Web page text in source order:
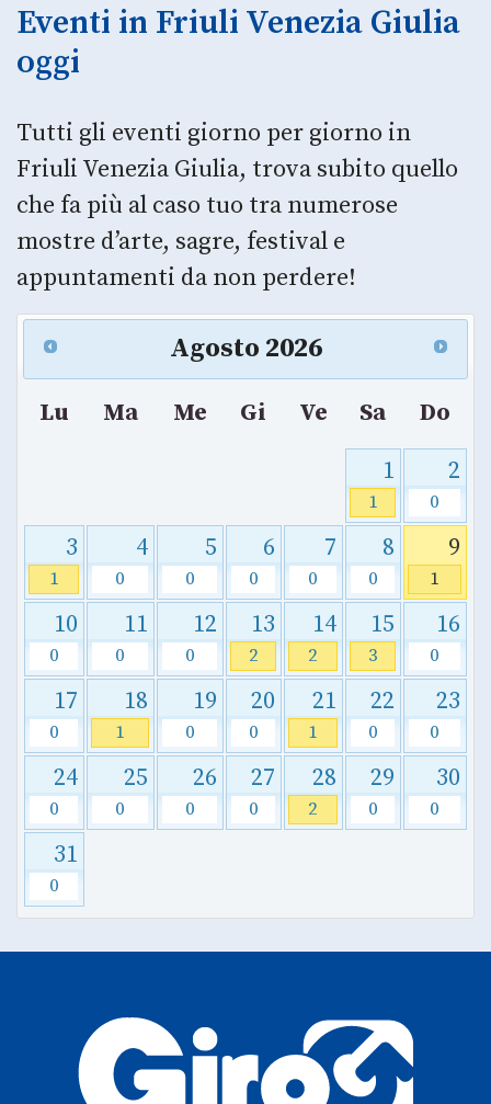
Eventi in Friuli Venezia Giulia
oggi
Tutti gli eventi giorno per giorno in
Friuli Venezia Giulia, trova subito quello
che fa più al caso tuo tra numerose
mostre d’arte, sagre, festival e
appuntamenti da non perdere!
Agosto 2026
Lu Ma Me Gi Ve Sa
Do
1
1
2
0
3
1
4
0
5
0
6
0
7
0
8
0
9
1
10
0
11
0
12
0
13
2
14
2
15
3
16
0
17
0
18
1
19
0
20
0
21
1
22
0
23
0
24
0
25
0
26
0
27
0
28
2
29
0
30
0
31
0